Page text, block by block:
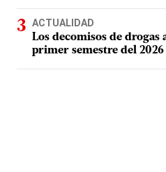
ACTUALIDAD
Los decomisos de drogas
primer semestre del 2026